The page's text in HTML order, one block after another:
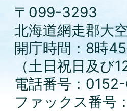
〒099-3293
北海道網走郡大
開庁時間：8時
（土日祝日及び
電話番号：
ファックス番号